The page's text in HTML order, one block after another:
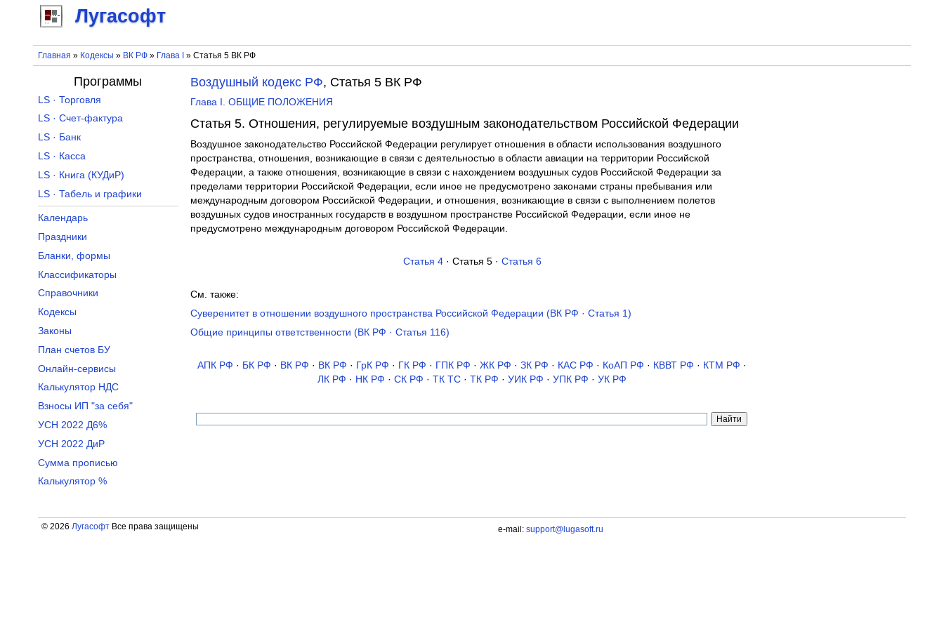
Лугасофт
Главная » Кодексы » ВК РФ» Глава I » Статья 5 ВК РФ
Воздушный кодекс РФ, Статья 5 ВК РФ
Глава I. ОБЩИЕ ПОЛОЖЕНИЯ
Статья 5. Отношения, регулируемые воздушным законодательством Российской Федерации
Воздушное законодательство Российской Федерации регулирует отношения в области использования воздушного
пространства, отношения, возникающие в связи с деятельностью в области авиации на территории Российской
Федерации, а также отношения, возникающие в связи с нахождением воздушных судов Российской Федерации за
пределами территории Российской Федерации, если иное не предусмотрено законами страны пребывания или
международным договором Российской Федерации, и отношения, возникающие в связи с выполнением полетов
воздушных судов иностранных государств в воздушном пространстве Российской Федерации, если иное не
предусмотрено международным договором Российской Федерации.
Статья 4· Статья 5 · Статья 6
См. также:
Суверенитет в отношении воздушного пространства Российской Федерации (ВК РФ · Статья 1)
Общие принципы ответственности (ВК РФ · Статья 116)
АПК РФ · БК РФ · ВК РФ · ВК РФ · ГрК РФ · ГК РФ · ГПК РФ · ЖК РФ · ЗК РФ · КАС РФ · КоАП РФ · КВВТ РФ · КТМ РФ ·
ЛК РФ · НК РФ · СК РФ · ТК TC · ТК РФ · УИК РФ · УПК РФ · УК РФ
Программы
LS · Торговля
LS · Счет-фактура
LS · Банк
LS · Касса
LS · Книга (КУДиР)
LS · Табель и графики
Календарь
Праздники
Бланки, формы
Классификаторы
Справочники
Кодексы
Законы
План счетов БУ
Онлайн-сервисы
Калькулятор НДС
Взносы ИП "за себя"
УСН 2022 Д6%
УСН 2022 ДиР
Сумма прописью
Калькулятор %
© 2026 ЛугасофтВсе права защищены e-mail: support@lugasoft.ru